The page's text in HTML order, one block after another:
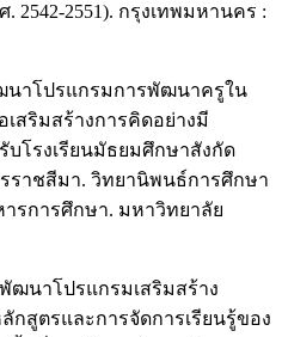
2542-2551). กรุงเทพมหานคร :
ฒนาโปรแกรมการพัฒนาครูใน
เสริมสร้างการคิดอย่างมี
โรงเรียนมัธยมศึกษาสังกัด
ราชสีมา. วิทยานิพนธ์การศึกษา
รการศึกษา. มหาวิทยาลัย
ฒนาโปรแกรมเสริมสร้าง
สูตรและการจัดการเรียนรู้ของ